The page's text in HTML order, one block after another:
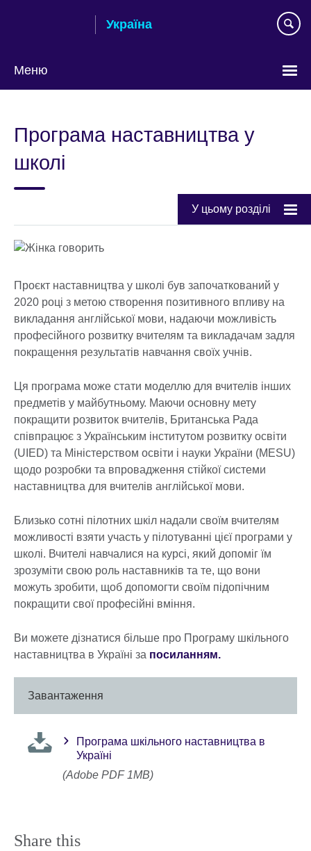
Україна
Меню
language
Програма наставництва у
школі
У цьому розділі
Проєкт наставництва у школі був започаткований у
2020 році з метою створення позитивного впливу на
викладання англійської мови, надаючи можливість
професійного розвитку вчителям та викладачам задля
покращення результатів навчання своїх учнів.
Ця програма може стати моделлю для вчителів інших
предметів у майбутньому. Маючи основну мету
покращити розвиток вчителів, Британська Рада
співпрацює з Українським інститутом розвитку освіти
(UIED) та Міністерством освіти і науки України (MESU)
щодо розробки та впровадження стійкої системи
наставництва для вчителів англійської мови.
Близько сотні пілотних шкіл надали своїм вчителям
можливості взяти участь у пілотуванні цієї програми у
школі. Вчителі навчалися на курсі, який допоміг їм
зрозуміти свою роль наставників та те, що вони
можуть зробити, щоб допомогти своїм підопічним
покращити свої професійні вміння.
Ви можете дізнатися більше про Програму шкільного
наставництва в Україні за посиланням.
Завантаження
Програма шкільного наставництва в
Україні
(Adobe PDF 1MB)
Share this